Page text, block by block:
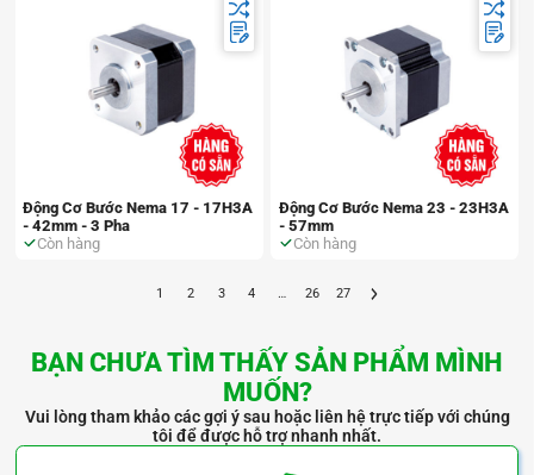
Động Cơ Bước Nema 17 - 17H3A
- 42mm - 3 Pha
Còn hàng
Động Cơ Bước Nema 23 - 23H3A
- 57mm
Còn hàng
1 2 3 4 … 26 27
BẠN CHƯA TÌM THẤY SẢN PHẨM MÌNH
MUỐN?
Vui lòng tham khảo các gợi ý sau hoặc liên hệ trực tiếp với chúng
tôi để được hỗ trợ nhanh nhất.